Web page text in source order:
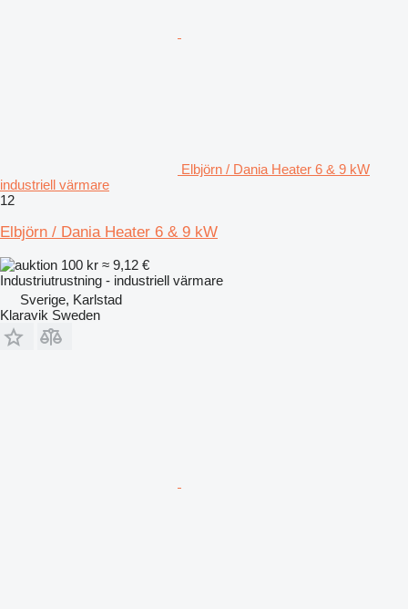
Elbjörn / Dania Heater 6 & 9 kW
industriell värmare
12
Elbjörn / Dania Heater 6 & 9 kW
100 kr ≈ 9,12 €
Industriutrustning - industriell värmare
Sverige, Karlstad
Klaravik Sweden